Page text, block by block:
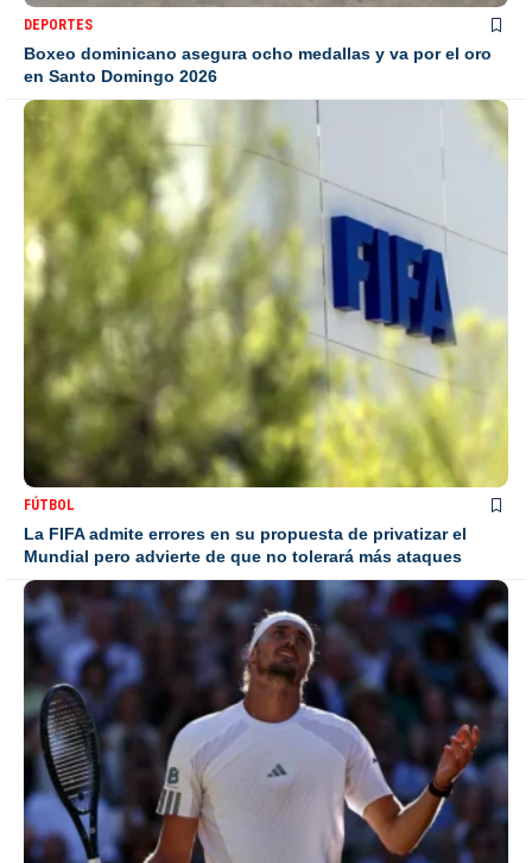
DEPORTES
Boxeo dominicano asegura ocho medallas y va por el oro
en Santo Domingo 2026
FÚTBOL
La FIFA admite errores en su propuesta de privatizar el
Mundial pero advierte de que no tolerará más ataques